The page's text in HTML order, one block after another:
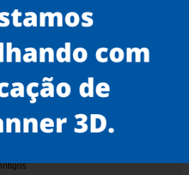
Serviços